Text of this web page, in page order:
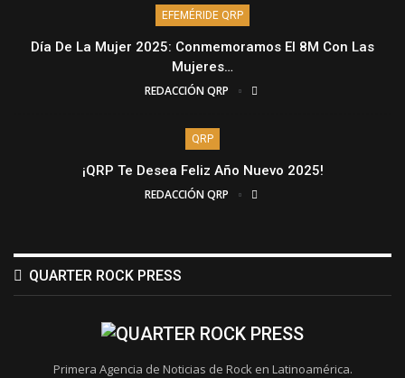
EFEMÉRIDE QRP
Día De La Mujer 2025: Conmemoramos El 8M Con Las
Mujeres…
REDACCIÓN QRP
QRP
¡QRP Te Desea Feliz Año Nuevo 2025!
REDACCIÓN QRP
QUARTER ROCK PRESS
Primera Agencia de Noticias de Rock en Latinoamérica.